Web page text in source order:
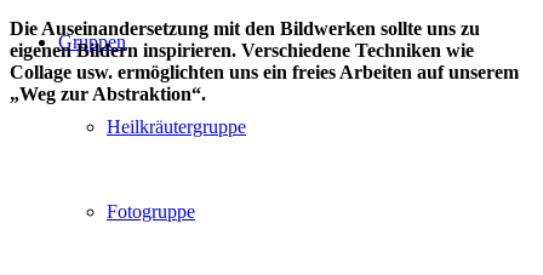
Gruppen
Heilkräutergruppe
Fotogruppe
Die Auseinandersetzung mit den Bildwerken sollte uns zu
eigenen Bildern inspirieren. Verschiedene Techniken wie
Collage usw. ermöglichten uns ein freies Arbeiten auf unserem
„Weg zur Abstraktion“.